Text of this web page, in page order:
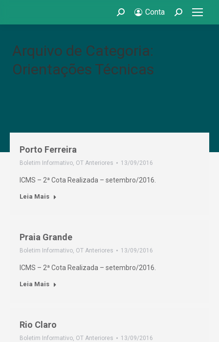
Search: Conta Search:
Arquivo de Categoria:
Orientações Técnicas
Porto Ferreira
Boletim Informativo, OT Anteriores 13/09/2016
ICMS – 2ª Cota Realizada – setembro/2016.
Leia Mais
Praia Grande
Boletim Informativo, OT Anteriores 13/09/2016
ICMS – 2ª Cota Realizada – setembro/2016.
Leia Mais
Rio Claro
Boletim Informativo, OT Anteriores 13/09/2016